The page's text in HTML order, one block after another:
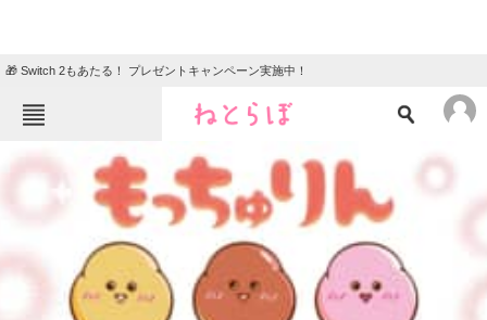
🎁 Switch 2もあたる！ プレゼントキャンペーン実施中！
クイズ
地域
教育・育児